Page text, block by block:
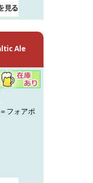
Ale
フォアポ